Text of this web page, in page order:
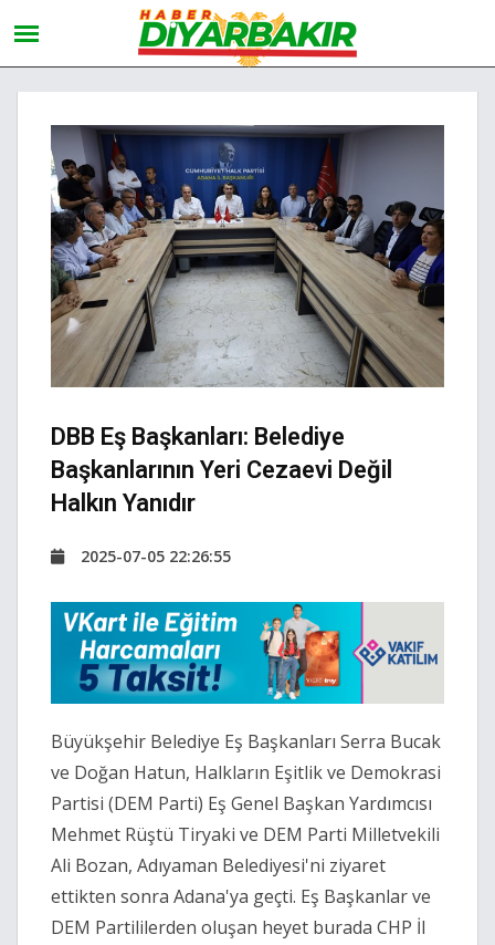
DBB Eş Başkanları: Belediye
Başkanlarının Yeri Cezaevi Değil
Halkın Yanıdır
2025-07-05 22:26:55
Büyükşehir Belediye Eş Başkanları Serra Bucak
ve Doğan Hatun, Halkların Eşitlik ve Demokrasi
Partisi (DEM Parti) Eş Genel Başkan Yardımcısı
Mehmet Rüştü Tiryaki ve DEM Parti Milletvekili
Ali Bozan, Adıyaman Belediyesi'ni ziyaret
ettikten sonra Adana'ya geçti. Eş Başkanlar ve
DEM Partililerden oluşan heyet burada CHP İl